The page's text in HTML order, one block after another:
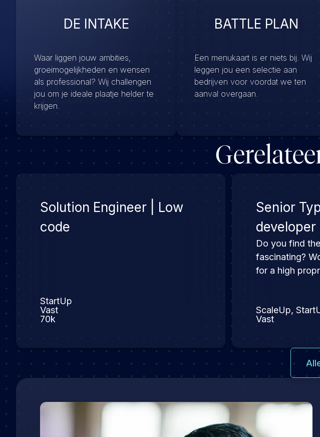
DE INTAKE
Waar liggen jouw ambities,
groeimogelijkheden en wensen
als professional? Wij challengen
jou om je ideale plaatje helder te
krijgen.
BATTLE PLAN
Een menukaart is er niets bij. Wij
leggen jou een selectie aan
bedrijven voor voordat we ten
aanval overgaan.
Solution Engineer | Low
code
StartUp
Vast
70k
Senior
developer
Do you find
fascinating?
for a high
ScaleUp,
Vast